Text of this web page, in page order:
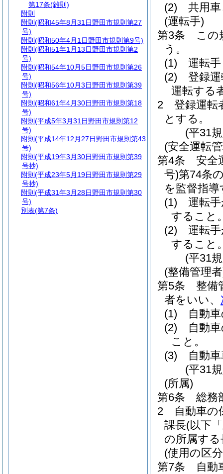
(2)
共用
(運転手)
第3条
この
う。
(1)
運転
(2)
登録
運転する
2
登録運転
とする。
(平31
(安全運転
第4条
安全
号)第74条
を監督指
(1)
運転
すること
(2)
運転
すること
(平31
(整備管理
第5条
整備
者をいい、
(1)
自動
(2)
自動
こと。
(3)
自動
(平31
(所属)
第6条
総務
2
自動車
課長(以下
の所属する
(使用の区
第7条
自動
第17条(雑則)
附則
附則 (昭和45年8月31日野田市規則第27
号)
附則 (昭和50年4月1日野田市規則第9号)
附則 (昭和51年1月13日野田市規則第2
号)
附則 (昭和54年10月5日野田市規則第26
号)
附則 (昭和56年10月3日野田市規則第39
号)
附則 (昭和61年4月30日野田市規則第18
号)
附則 (平成5年3月31日野田市規則第12
号)
附則 (平成14年12月27日野田市規則第43
号)
附則 (平成19年3月30日野田市規則第39
号抄)
附則 (平成23年5月19日野田市規則第29
号抄)
附則 (平成31年3月28日野田市規則第30
号)
別表(第7条)